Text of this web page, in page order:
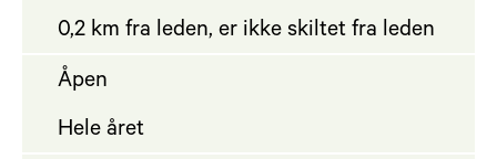
0,2 km fra leden, er ikke skiltet fra leden
Åpen
Hele året